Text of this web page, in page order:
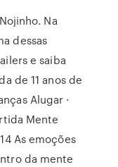
Na
dessas
e saiba
de 11 anos de
Alugar ·
Mente
As emoções
da mente